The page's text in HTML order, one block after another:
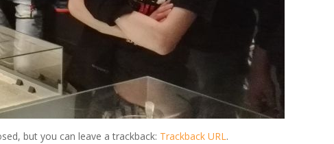
but you can leave a trackback: Trackback URL.